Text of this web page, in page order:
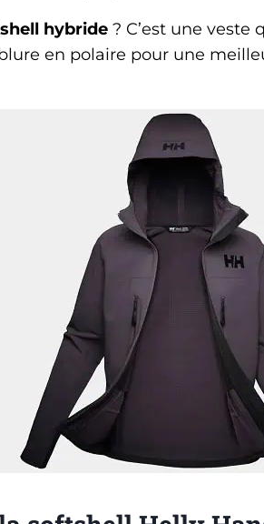
hybride ? C’est une
en polaire pour une